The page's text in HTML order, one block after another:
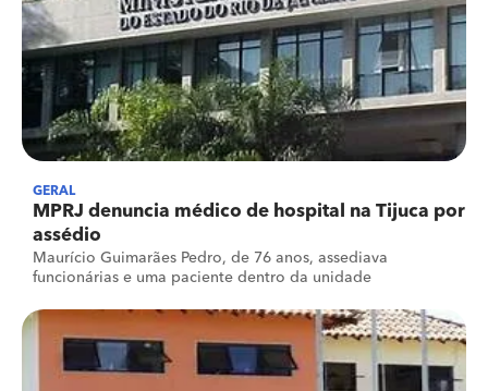
GERAL
MPRJ denuncia médico de hospital na Tijuca por
assédio
Maurício Guimarães Pedro, de 76 anos, assediava
funcionárias e uma paciente dentro da unidade